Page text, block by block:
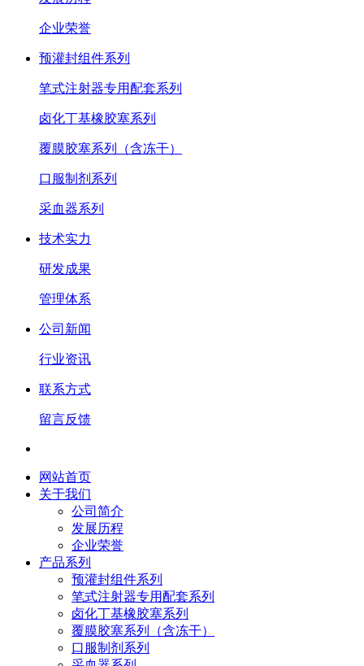
企业荣誉
预灌封组件系列
笔式注射器专用配套系列
卤化丁基橡胶塞系列
覆膜胶塞系列（含冻干）
口服制剂系列
采血器系列
技术实力
研发成果
管理体系
公司新闻
行业资讯
联系方式
留言反馈
网站首页
关于我们
公司简介
发展历程
企业荣誉
产品系列
预灌封组件系列
笔式注射器专用配套系列
卤化丁基橡胶塞系列
覆膜胶塞系列（含冻干）
口服制剂系列